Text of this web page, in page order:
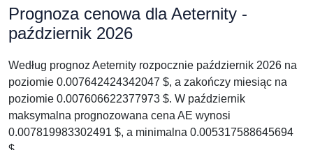
Prognoza cenowa dla Aeternity -
październik 2026
Według prognoz Aeternity rozpocznie październik 2026 na
poziomie 0.007642424342047 $, a zakończy miesiąc na
poziomie 0.007606622377973 $. W październik
maksymalna prognozowana cena AE wynosi
0.007819983302491 $, a minimalna 0.005317588645694